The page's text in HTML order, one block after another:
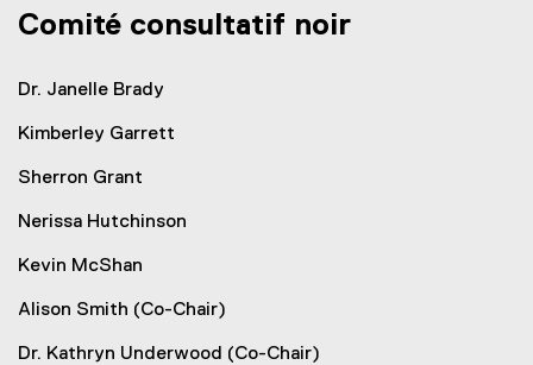
Comité consultatif noir
Dr. Janelle Brady
Kimberley Garrett
Sherron Grant
Nerissa Hutchinson
Kevin McShan
Alison Smith (Co-Chair)
Dr. Kathryn Underwood (Co-Chair)